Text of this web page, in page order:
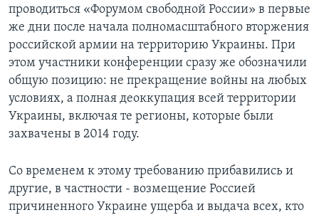
проводиться «Форумом свободной России» в первые
же дни после начала полномасштабного вторжения
российской армии на территорию Украины. При
этом участники конференции сразу же обозначили
общую позицию: не прекращение войны на любых
условиях, а полная деоккупация всей территории
Украины, включая те регионы, которые были
захвачены в 2014 году.
Со временем к этому требованию прибавились и
другие, в частности - возмещение Россией
причиненного Украине ущерба и выдача всех, кто